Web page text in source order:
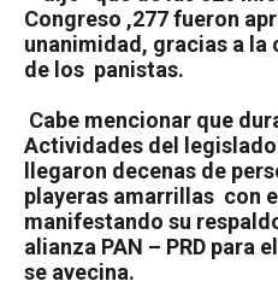
Congreso ,277 fueron
unanimidad, gracias a la
de los panistas.
Cabe mencionar que
Actividades del
llegaron decenas de
playeras amarrillas con el
manifestando su
alianza PAN – PRD para
se avecina.